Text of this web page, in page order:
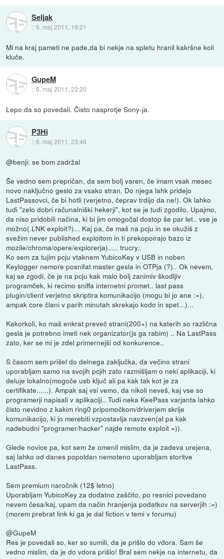
Seljak
::6. maj 2011, 19:21
Mi na kraj pameti ne pade,da bi nekje na spletu hranil kakršne koli
kluče.
GupeM
::6. maj 2011, 23:20
Lepo da so povedali. Čisto nasprotje Sony-ja.
P3Hi
::6. maj 2011, 23:46
@benji: se bom zadržal
Še vedno sem prepričan, da sem bolj varen, če imam vsak mesec
novo naključno geslo za vsako stran. Do njega lahk pridejo
LastPassovci, če bi hotli (verjetno, čeprav trdijo da ne!). Ok lahko
tudi "zelo dobri računalniški hekerji", kot se je tudi zgodilo. Upajmo,
da niso pridobili načina, ki bi jim omogočal dostop še par let.. vse je
možno(.LNK exploit?)... Kaj pa, če maš na pcju in se okužiš z
svežim never published exploitom in ti prekopoirajo bazo iz
mozile/chroma/opere/explorerja)..... trucry..
Ko sem za tujim pcju vtaknem YubicoKey v USB in noben
Keylogger nemore posnifat master gesla in OTPja (?).. Ok nevem,
kaj se zgodi, če je na pcju kak malo bolj zanimiv škodljiv
programček, ki recimo sniffa internetni promet.. last pass
plugin/client verjetno skriptira komunikacijo (mogu bi jo ane :=),
ampak core člani v parih minutah skrekajo kodo in spet...)...
Kakorkoli, ko maš enkrat preveč strani(200+) na katerih so različna
gesla je potrebno imeti nek organizator(js ga rabim) .. Na LastPass
zato, ker se mi je zdel primernejši od konkurence..
S časom sem prišel do delnega zaključka, da večino strani
uporabljam samo na svojih pcjih zato razmišljam o neki aplikaciji, ki
deluje lokalno(mogoče usb ključ ali pa kak tak kot je za
certifikate......). Ampak saj vsi vemo, da nikoli neveš, kaj vse so
programerji napisali v aplikaciji.. Tudi neka KeePass varjanta lahko
čisto nevidno z kakim ring0 pripomočkom/driverjem skrije
komunikacijo, ki jo merebiti vzpostavlja navzven(al pa kak
nadebudni "programer/hacker" najde remote exploit =)).
Glede novice pa, kot sem že omenil mislim, da je zadeva urejena,
saj lahko od danes popoldan nemoteno uporabljam storitve
LastPass.
Sem premium naročnik (12$ letno)
Uporabljam YubicoKey za dodatno zaščito, po resnici povedano
nevem česa/kaj, upam da način hranjenja podatkov na serverjih :=)
(morem prebrat link ki ga je dal fiction v temi v forumu)
@GupeM
Res je povedali so, ker so sumili, da je prišlo do vdora. Sam še
vedno mislim, da je do vdora prišlo! Bral sem nekje na internetu, da